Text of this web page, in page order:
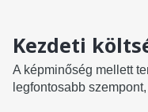
Kezdeti
A képminőség mellett
legfontosabb